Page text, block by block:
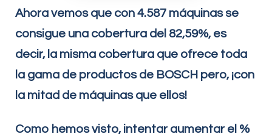
Ahora vemos que con 4.587 máquinas se
consigue una cobertura del 82,59%, es
decir, la misma cobertura que ofrece toda
la gama de productos de BOSCH pero, ¡con
la mitad de máquinas que ellos!
Como hemos visto, intentar aumentar el %